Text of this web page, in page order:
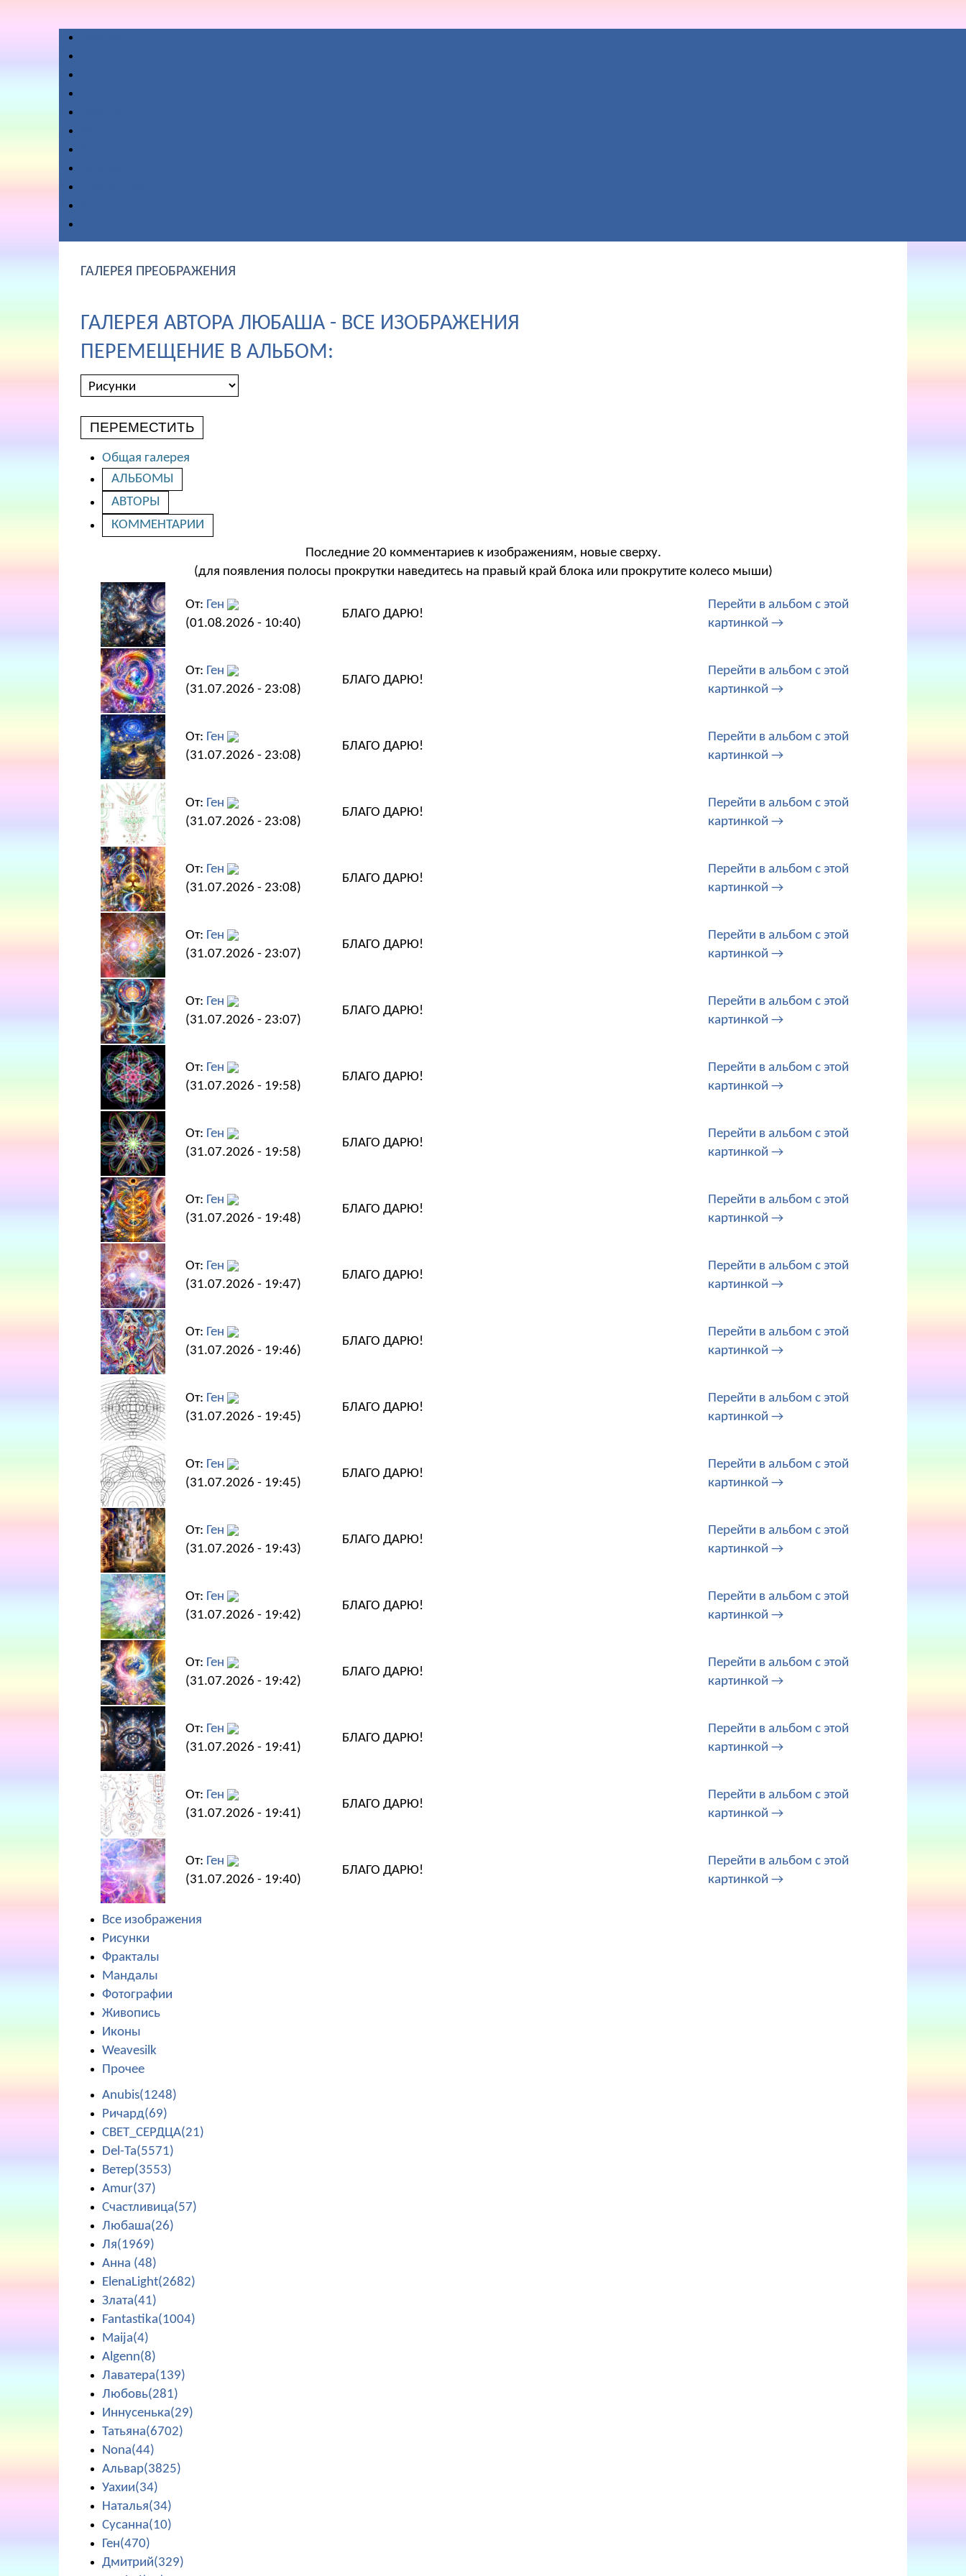
ГАЛЕРЕЯ ПРЕОБРАЖЕНИЯ
ГАЛЕРЕЯ АВТОРА ЛЮБАША - ВСЕ ИЗОБРАЖЕНИЯ
ПЕРЕМЕЩЕНИЕ В АЛЬБОМ:
ПЕРЕМЕСТИТЬ
Общая галерея
АЛЬБОМЫ
АВТОРЫ
КОММЕНТАРИИ
Последние 20 комментариев к изображениям, новые сверху.
(для появления полосы прокрутки наведитесь на правый край блока или прокрутите колесо мыши)
От: Ген
(01.08.2026 - 10:40)
БЛАГО ДАРЮ!
Перейти в альбом с этой
картинкой →
От: Ген
(31.07.2026 - 23:08)
БЛАГО ДАРЮ!
Перейти в альбом с этой
картинкой →
От: Ген
(31.07.2026 - 23:08)
БЛАГО ДАРЮ!
Перейти в альбом с этой
картинкой →
От: Ген
(31.07.2026 - 23:08)
БЛАГО ДАРЮ!
Перейти в альбом с этой
картинкой →
От: Ген
(31.07.2026 - 23:08)
БЛАГО ДАРЮ!
Перейти в альбом с этой
картинкой →
От: Ген
(31.07.2026 - 23:07)
БЛАГО ДАРЮ!
Перейти в альбом с этой
картинкой →
От: Ген
(31.07.2026 - 23:07)
БЛАГО ДАРЮ!
Перейти в альбом с этой
картинкой →
От: Ген
(31.07.2026 - 19:58)
БЛАГО ДАРЮ!
Перейти в альбом с этой
картинкой →
От: Ген
(31.07.2026 - 19:58)
БЛАГО ДАРЮ!
Перейти в альбом с этой
картинкой →
От: Ген
(31.07.2026 - 19:48)
БЛАГО ДАРЮ!
Перейти в альбом с этой
картинкой →
От: Ген
(31.07.2026 - 19:47)
БЛАГО ДАРЮ!
Перейти в альбом с этой
картинкой →
От: Ген
(31.07.2026 - 19:46)
БЛАГО ДАРЮ!
Перейти в альбом с этой
картинкой →
От: Ген
(31.07.2026 - 19:45)
БЛАГО ДАРЮ!
Перейти в альбом с этой
картинкой →
От: Ген
(31.07.2026 - 19:45)
БЛАГО ДАРЮ!
Перейти в альбом с этой
картинкой →
От: Ген
(31.07.2026 - 19:43)
БЛАГО ДАРЮ!
Перейти в альбом с этой
картинкой →
От: Ген
(31.07.2026 - 19:42)
БЛАГО ДАРЮ!
Перейти в альбом с этой
картинкой →
От: Ген
(31.07.2026 - 19:42)
БЛАГО ДАРЮ!
Перейти в альбом с этой
картинкой →
От: Ген
(31.07.2026 - 19:41)
БЛАГО ДАРЮ!
Перейти в альбом с этой
картинкой →
От: Ген
(31.07.2026 - 19:41)
БЛАГО ДАРЮ!
Перейти в альбом с этой
картинкой →
От: Ген
(31.07.2026 - 19:40)
БЛАГО ДАРЮ!
Перейти в альбом с этой
картинкой →
Все изображения
Рисунки
Фракталы
Мандалы
Фотографии
Живопись
Иконы
Weavesilk
Прочее
Anubis(1248)
Ричард(69)
СВЕТ_СЕРДЦА(21)
Del-Ta(5571)
Ветер(3553)
Amur(37)
Счастливица(57)
Любаша(26)
Ля(1969)
Анна (48)
ElenaLight(2682)
Злата(41)
Fantastika(1004)
Maija(4)
Algenn(8)
Лаватера(139)
Любовь(281)
Иннусенька(29)
Татьяна(6702)
Nona(44)
Альвар(3825)
Уахии(34)
Наталья(34)
Сусанна(10)
Ген(470)
Дмитрий(329)